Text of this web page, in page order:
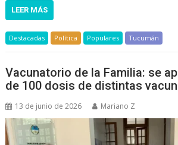
LEER MÁS
Destacadas Política Populares Tucumán
Vacunatorio de la Familia: se
de 100 dosis de distintas
13 de junio de 2026 Mariano Z